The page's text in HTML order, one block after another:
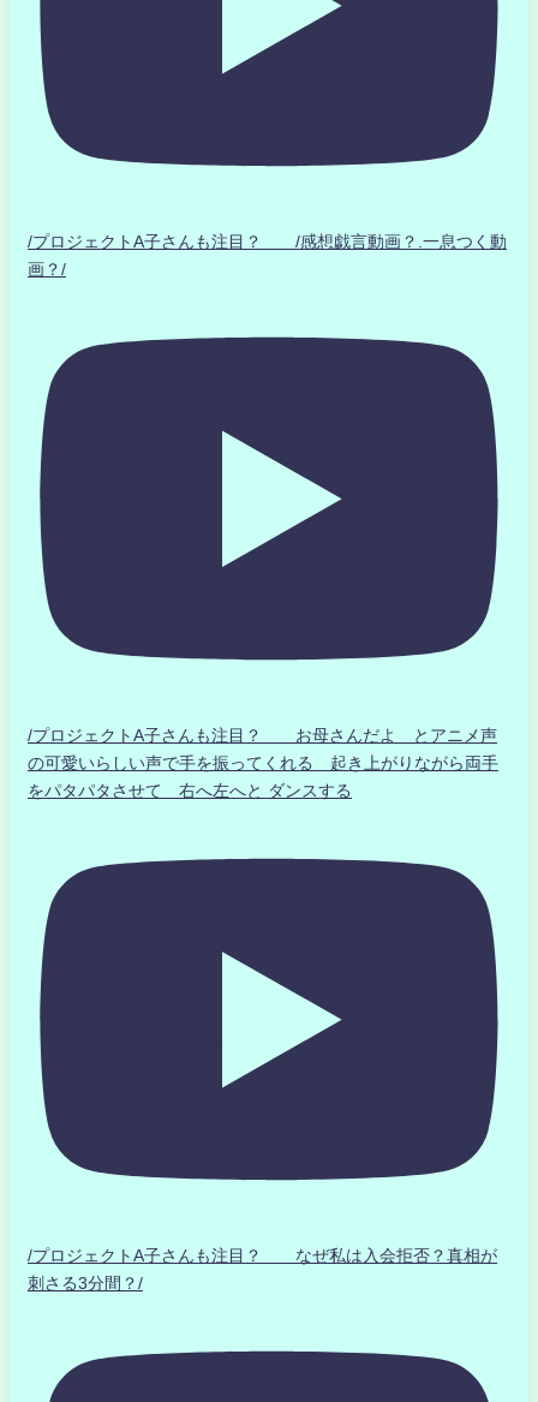
/プロジェクトA子さんも注目？ /感想戯言動画？.一息つく動
画？/
/プロジェクトA子さんも注目？ お母さんだよ とアニメ声
の可愛いらしい声で手を振ってくれる 起き上がりながら両手
をパタパタさせて 右へ左へと ダンスする
/プロジェクトA子さんも注目？ なぜ私は入会拒否？真相が
刺さる3分間？/